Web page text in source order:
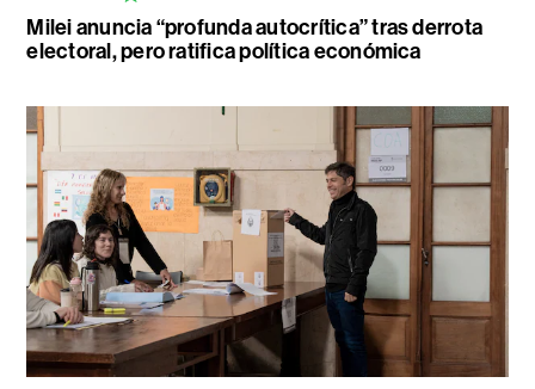
Milei anuncia “profunda autocrítica” tras derrota
electoral, pero ratifica política económica